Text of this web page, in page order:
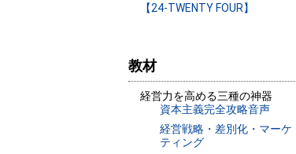
【24-TWENTY FOUR】
教材
経営力を高める三種の神器
資本主義完全攻略音声
経営戦略・差別化・マーケ
ティング